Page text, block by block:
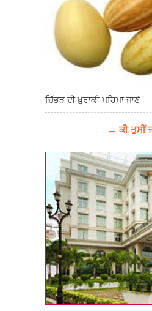
ਚਿੱਭੜ ਦੀ ਖ਼ੁਰਾਕੀ ਮਹਿਮਾ ਜਾਣੋ
→ ਕੀ ਤੁਸੀਂ